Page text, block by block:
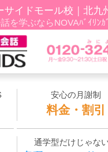
サイドモール校｜北九
を学ぶならNOVAﾊﾞｲﾘﾝ
安心の月謝制
料金・割引
通学型だけじゃな